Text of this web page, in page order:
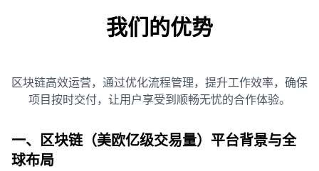
我们的优势
区块链高效运营，通过优化流程管理，提升工作效率，确保
项目按时交付，让用户享受到顺畅无忧的合作体验。
一、区块链（美欧亿级交易量）平台背景与全
球布局